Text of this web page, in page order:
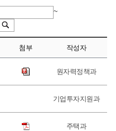
~
첨부 작성자
원자력정책과
기업투자지원과
주택과